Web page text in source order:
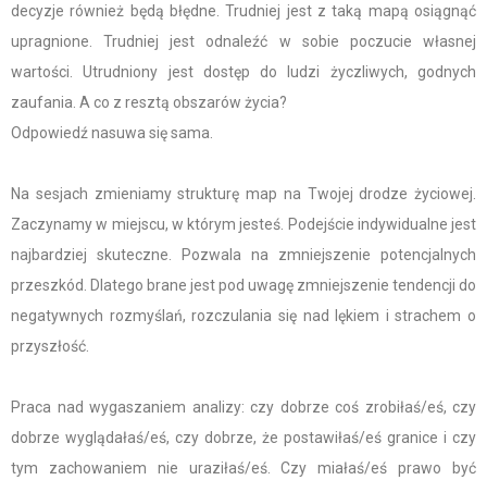
decyzje również będą błędne. Trudniej jest z taką mapą osiągnąć
upragnione. Trudniej jest odnaleźć w sobie poczucie własnej
wartości. Utrudniony jest dostęp do ludzi życzliwych, godnych
zaufania. A co z resztą obszarów życia?
Odpowiedź nasuwa się sama.
Na sesjach zmieniamy strukturę map na Twojej drodze życiowej.
Zaczynamy w miejscu, w którym jesteś. Podejście indywidualne jest
najbardziej skuteczne. Pozwala na zmniejszenie potencjalnych
przeszkód. Dlatego brane jest pod uwagę zmniejszenie tendencji do
negatywnych rozmyślań, rozczulania się nad lękiem i strachem o
przyszłość.
Praca nad wygaszaniem analizy: czy dobrze coś zrobiłaś/eś, czy
dobrze wyglądałaś/eś, czy dobrze, że postawiłaś/eś granice i czy
tym zachowaniem nie uraziłaś/eś. Czy miałaś/eś prawo być